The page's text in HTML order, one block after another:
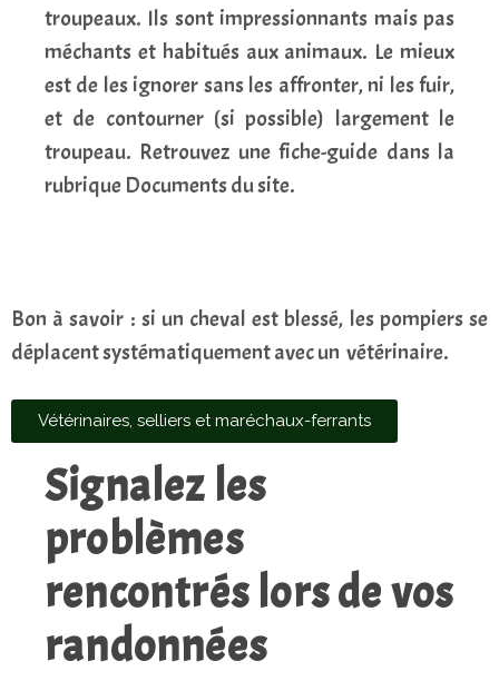
troupeaux. Ils sont impressionnants mais pas
méchants et habitués aux animaux. Le mieux
est de les ignorer sans les affronter, ni les fuir,
et de contourner (si possible) largement le
troupeau. Retrouvez une fiche-guide dans la
rubrique Documents du site.
Bon à savoir : si un cheval est blessé, les pompiers se
déplacent systématiquement avec un vétérinaire.
Vétérinaires, selliers et maréchaux-ferrants
Signalez les
problèmes
rencontrés lors de vos
randonnées